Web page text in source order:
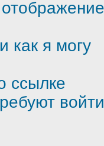
как я могу
ссылке
войти